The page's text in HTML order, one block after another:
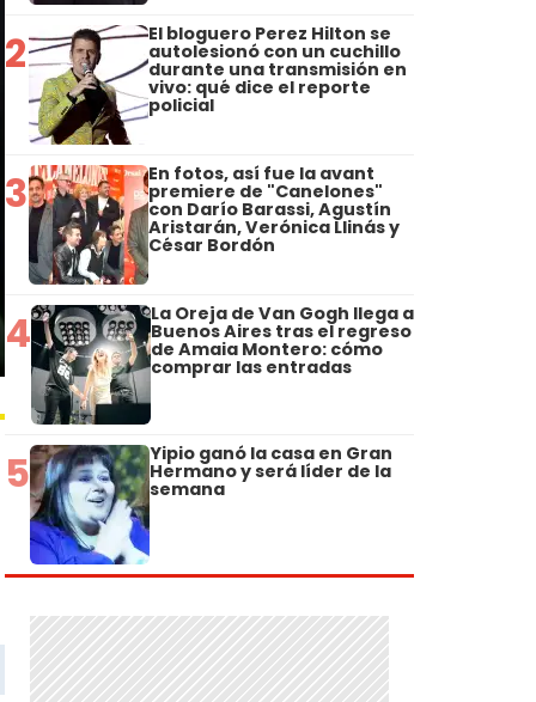
2 El bloguero Perez Hilton se
autolesionó con un cuchillo
durante una transmisión en
vivo: qué dice el reporte
policial
3 En fotos, así fue la avant
premiere de "Canelones"
con Darío Barassi, Agustín
Aristarán, Verónica Llinás y
César Bordón
4 La Oreja de Van Gogh llega a
Buenos Aires tras el regreso
de Amaia Montero: cómo
comprar las entradas
5 Yipio ganó la casa en Gran
Hermano y será líder de la
semana